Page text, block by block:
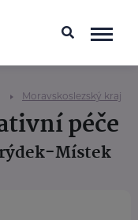
Moravskoslezský kraj
péče
Místek